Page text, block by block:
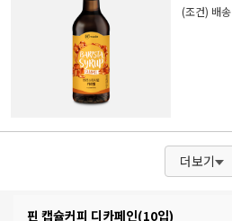
(조건) 배송
더보기
핀 캡슐커피 디카페인(10입)